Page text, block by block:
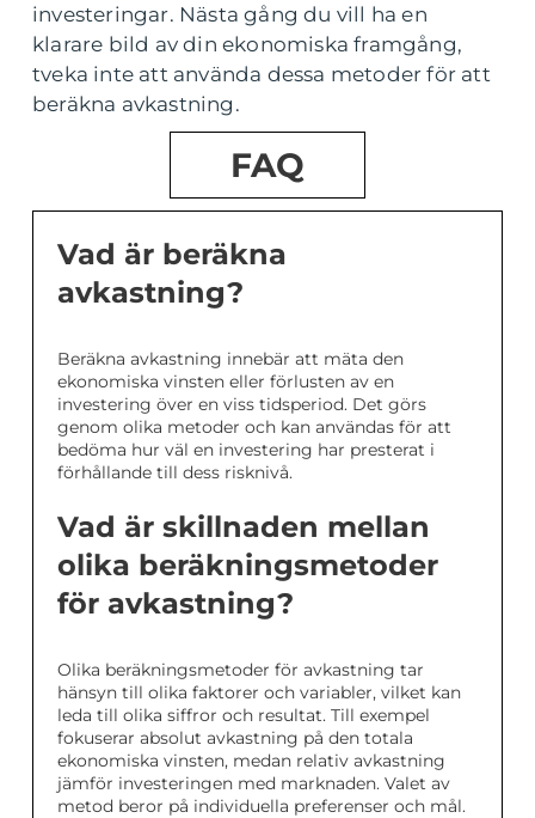
investeringar. Nästa gång du vill ha en
klarare bild av din ekonomiska framgång,
tveka inte att använda dessa metoder för att
beräkna avkastning.
FAQ
Vad är beräkna
avkastning?
Beräkna avkastning innebär att mäta den
ekonomiska vinsten eller förlusten av en
investering över en viss tidsperiod. Det görs
genom olika metoder och kan användas för att
bedöma hur väl en investering har presterat i
förhållande till dess risknivå.
Vad är skillnaden mellan
olika beräkningsmetoder
för avkastning?
Olika beräkningsmetoder för avkastning tar
hänsyn till olika faktorer och variabler, vilket kan
leda till olika siffror och resultat. Till exempel
fokuserar absolut avkastning på den totala
ekonomiska vinsten, medan relativ avkastning
jämför investeringen med marknaden. Valet av
metod beror på individuella preferenser och mål.